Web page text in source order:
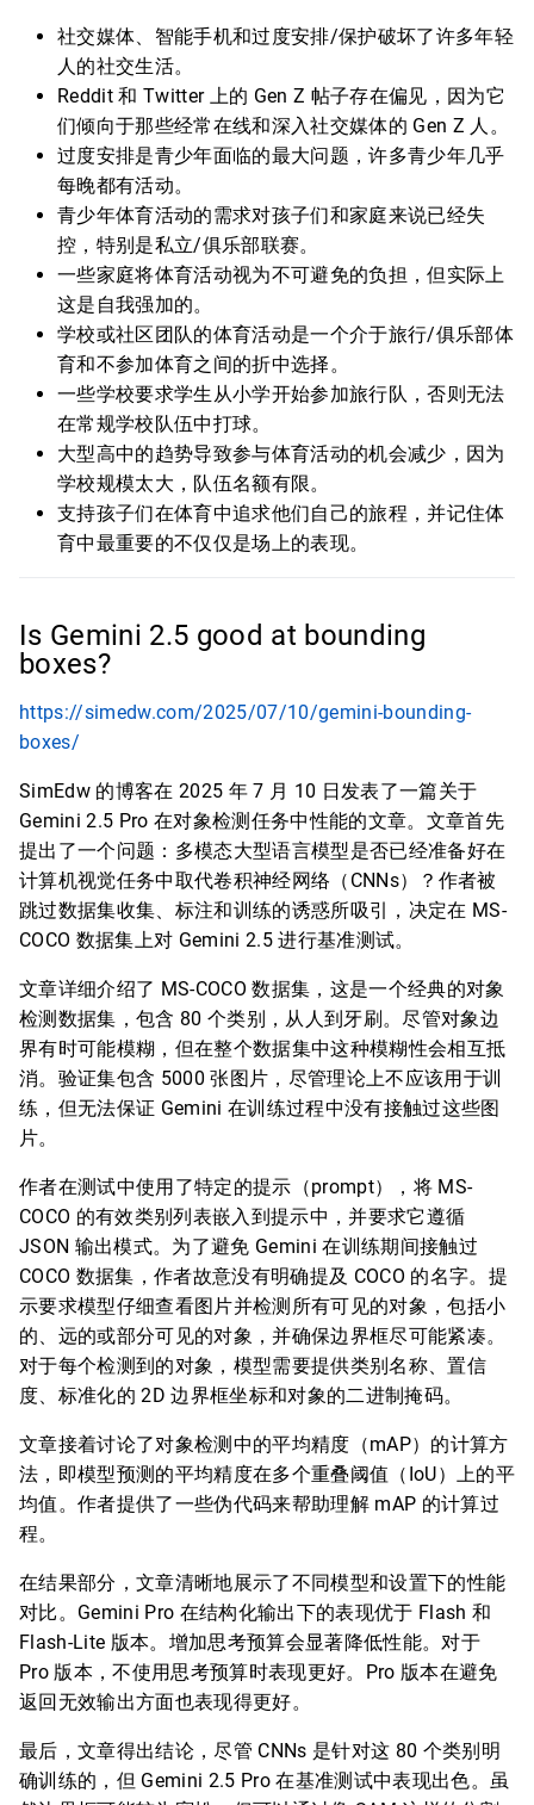
社交媒体、智能手机和过度安排/保护破坏了许多年轻
人的社交生活。
Reddit 和 Twitter 上的 Gen Z 帖子存在偏见，因为它
们倾向于那些经常在线和深入社交媒体的 Gen Z 人。
过度安排是青少年面临的最大问题，许多青少年几乎
每晚都有活动。
青少年体育活动的需求对孩子们和家庭来说已经失
控，特别是私立/俱乐部联赛。
一些家庭将体育活动视为不可避免的负担，但实际上
这是自我强加的。
学校或社区团队的体育活动是一个介于旅行/俱乐部体
育和不参加体育之间的折中选择。
一些学校要求学生从小学开始参加旅行队，否则无法
在常规学校队伍中打球。
大型高中的趋势导致参与体育活动的机会减少，因为
学校规模太大，队伍名额有限。
支持孩子们在体育中追求他们自己的旅程，并记住体
育中最重要的不仅仅是场上的表现。
Is Gemini 2.5 good at bounding
boxes?
https://simedw.com/2025/07/10/gemini-bounding-
boxes/
SimEdw 的博客在 2025 年 7 月 10 日发表了一篇关于
Gemini 2.5 Pro 在对象检测任务中性能的文章。文章首先
提出了一个问题：多模态大型语言模型是否已经准备好在
计算机视觉任务中取代卷积神经网络（CNNs）？作者被
跳过数据集收集、标注和训练的诱惑所吸引，决定在 MS-
COCO 数据集上对 Gemini 2.5 进行基准测试。
文章详细介绍了 MS-COCO 数据集，这是一个经典的对象
检测数据集，包含 80 个类别，从人到牙刷。尽管对象边
界有时可能模糊，但在整个数据集中这种模糊性会相互抵
消。验证集包含 5000 张图片，尽管理论上不应该用于训
练，但无法保证 Gemini 在训练过程中没有接触过这些图
片。
作者在测试中使用了特定的提示（prompt），将 MS-
COCO 的有效类别列表嵌入到提示中，并要求它遵循
JSON 输出模式。为了避免 Gemini 在训练期间接触过
COCO 数据集，作者故意没有明确提及 COCO 的名字。提
示要求模型仔细查看图片并检测所有可见的对象，包括小
的、远的或部分可见的对象，并确保边界框尽可能紧凑。
对于每个检测到的对象，模型需要提供类别名称、置信
度、标准化的 2D 边界框坐标和对象的二进制掩码。
文章接着讨论了对象检测中的平均精度（mAP）的计算方
法，即模型预测的平均精度在多个重叠阈值（IoU）上的平
均值。作者提供了一些伪代码来帮助理解 mAP 的计算过
程。
在结果部分，文章清晰地展示了不同模型和设置下的性能
对比。Gemini Pro 在结构化输出下的表现优于 Flash 和
Flash-Lite 版本。增加思考预算会显著降低性能。对于
Pro 版本，不使用思考预算时表现更好。Pro 版本在避免
返回无效输出方面也表现得更好。
最后，文章得出结论，尽管 CNNs 是针对这 80 个类别明
确训练的，但 Gemini 2.5 Pro 在基准测试中表现出色。虽